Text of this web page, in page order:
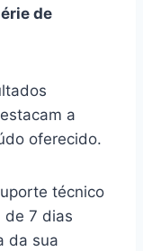
de
a
oferecido.
técnico
de 7 dias
da sua